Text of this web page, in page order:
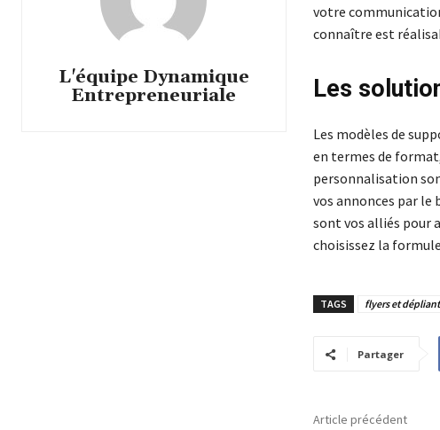
L'équipe Dynamique
Entrepreneuriale
votre
connaître est
Les
Les modèles de
en termes de
personnalisation
vos annonces par
sont vos alliés pour
choisissez la
TAGS flyers et
Partager
Article précédent